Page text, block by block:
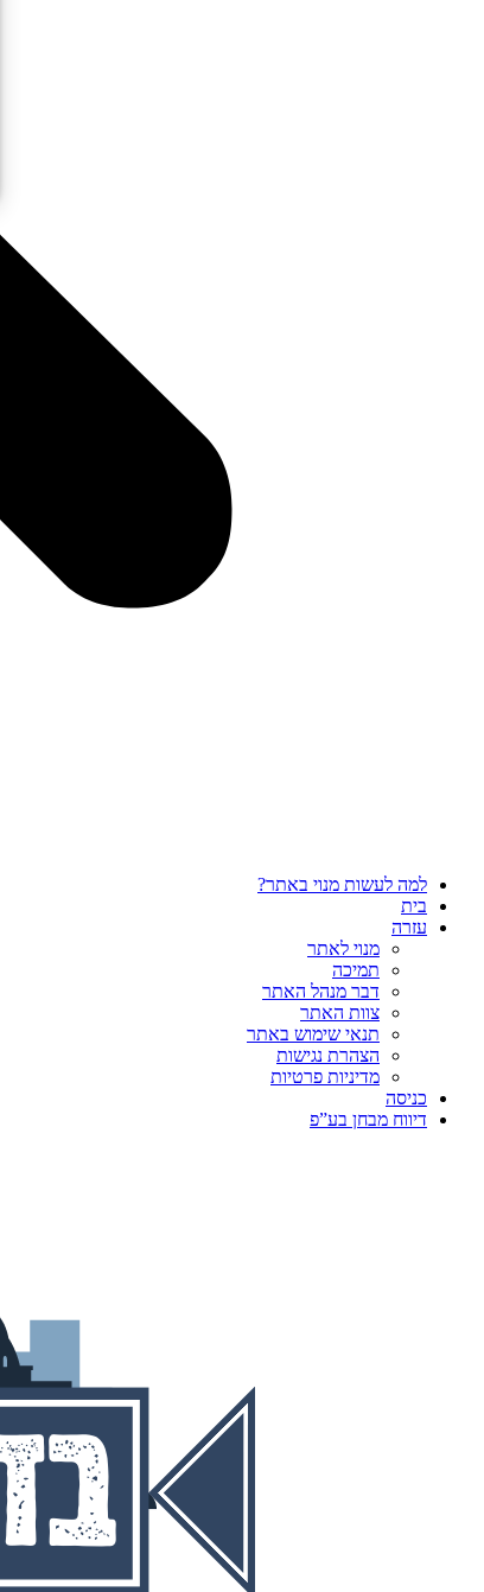
למה לעשות מנוי באתר?
בית
עזרה
מנוי לאתר
תמיכה
דבר מנהל האתר
צוות האתר
תנאי שימוש באתר
הצהרת נגישות
מדיניות פרטיות
כניסה
דיווח מבחן בע”פ